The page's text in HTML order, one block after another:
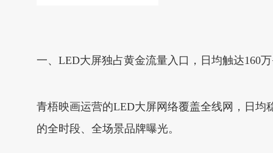
一、LED大屏独占黄金流量入口，日均触达160
青梧映画运营的LED大屏网络覆盖全线网，日
的全时段、全场景品牌曝光。